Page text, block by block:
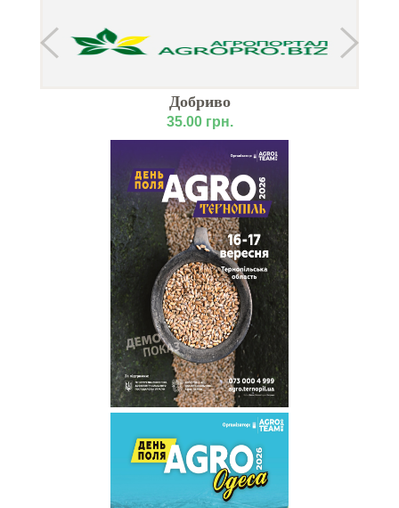
Добриво
35.00 грн.